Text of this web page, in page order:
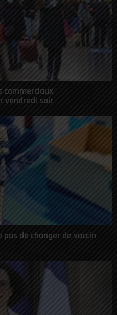
commerciaux
vendredi soir
pas de changer de vaccin